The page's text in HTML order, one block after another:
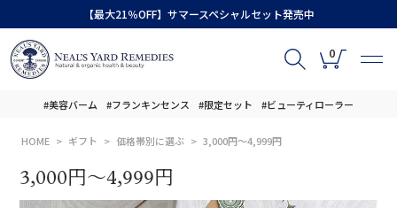
【最大21％OFF】サマースペシャルセット発売中
0
#美容バーム #フランキンセンス #限定セット #ビューティローラー
HOME ギフト 価格帯別に選ぶ 3,000円～4,999円
3,000円～4,999円